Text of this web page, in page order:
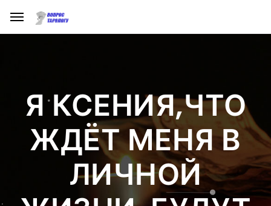
Я КСЕНИЯ,ЧТО
ЖДЁТ МЕНЯ В
ЛИЧНОЙ